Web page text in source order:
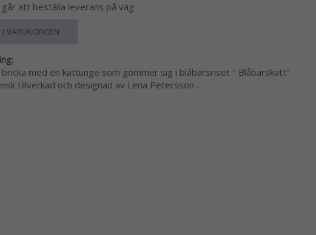
går att beställa leverans på väg
VARUKORGEN
bricka med en kattunge som gömmer sig i blåbärsriset " Blåbärskatt".
tillverkad och designad av Lena Petersson .